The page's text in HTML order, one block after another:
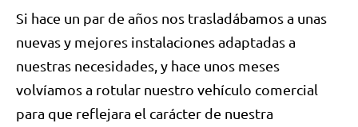
Si hace un par de años nos trasladábamos a unas
nuevas y mejores instalaciones adaptadas a
nuestras necesidades, y hace unos meses
volvíamos a rotular nuestro vehículo comercial
para que reflejara el carácter de nuestra